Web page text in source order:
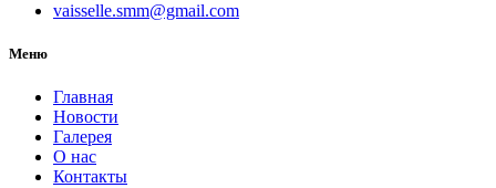
vaisselle.smm@gmail.com
Меню
Главная
Новости
Галерея
О нас
Контакты